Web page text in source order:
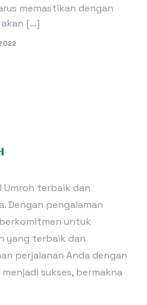
memastikan dengan
[…]
Umroh terbaik dan
Dengan pengalaman
untuk
yang terbaik dan
perjalanan Anda dengan
sukses, bermakna